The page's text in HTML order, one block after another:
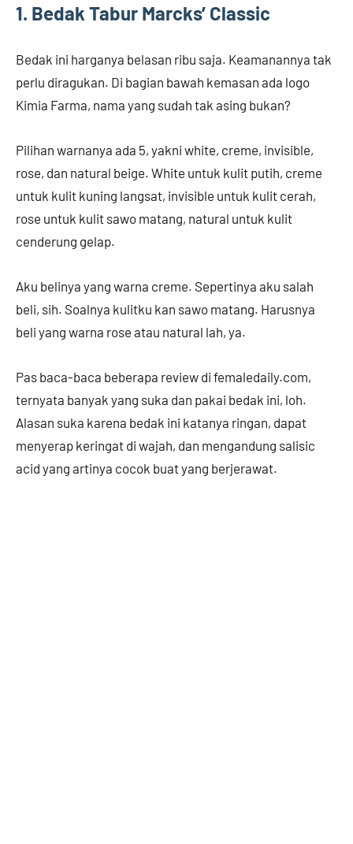
1. Bedak Tabur Marcks’ Classic
Bedak ini harganya belasan ribu saja. Keamanannya tak
perlu diragukan. Di bagian bawah kemasan ada logo
Kimia Farma, nama yang sudah tak asing bukan?
Pilihan warnanya ada 5, yakni white, creme, invisible,
rose, dan natural beige. White untuk kulit putih, creme
untuk kulit kuning langsat, invisible untuk kulit cerah,
rose untuk kulit sawo matang, natural untuk kulit
cenderung gelap.
Aku belinya yang warna creme. Sepertinya aku salah
beli, sih. Soalnya kulitku kan sawo matang. Harusnya
beli yang warna rose atau natural lah, ya.
Pas baca-baca beberapa review di femaledaily.com,
ternyata banyak yang suka dan pakai bedak ini, loh.
Alasan suka karena bedak ini katanya ringan, dapat
menyerap keringat di wajah, dan mengandung salisic
acid yang artinya cocok buat yang berjerawat.